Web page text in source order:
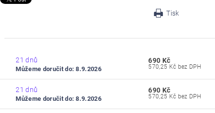
Tisk
21 dnů
Můžeme doručit do: 8.9.2026
690 Kč
570,25 Kč bez DPH
21 dnů
Můžeme doručit do: 8.9.2026
690 Kč
570,25 Kč bez DPH